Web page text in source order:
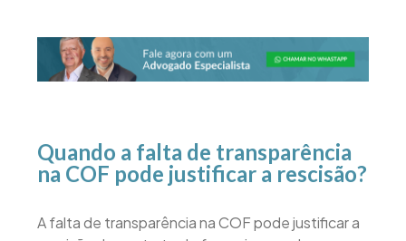
Quando a falta de transparência
na COF pode justificar a rescisão?
A falta de transparência na COF pode justificar a